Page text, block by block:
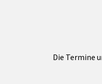
Die Termine